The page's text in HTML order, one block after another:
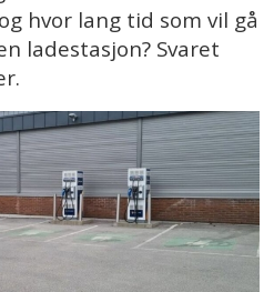
hvor lang tid som vil gå
ladestasjon? Svaret